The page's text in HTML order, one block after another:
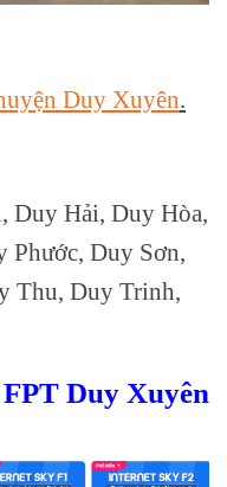
Duy Xuyên.
Duy Hải, Duy Hòa,
Phước, Duy Sơn,
Thu, Duy Trinh,
Duy Xuyên